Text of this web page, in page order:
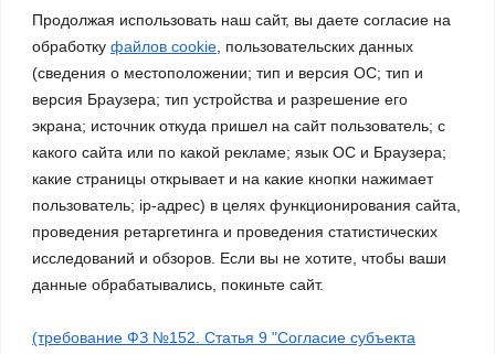
Продолжая использовать наш сайт, вы даете согласие на
обработку файлов cookie , пользовательских данных
(сведения о местоположении; тип и версия ОС; тип и
версия Браузера; тип устройства и разрешение его
экрана; источник откуда пришел на сайт пользователь; с
какого сайта или по какой рекламе; язык ОС и Браузера;
какие страницы открывает и на какие кнопки нажимает
пользователь; ip-адрес) в целях функционирования сайта,
проведения ретаргетинга и проведения статистических
исследований и обзоров. Если вы не хотите, чтобы ваши
данные обрабатывались, покиньте сайт.
(требование ФЗ №152. Статья 9 "Согласие субъекта
Сайт работает на WordPress|Тема: Newsup, авторThemeansar